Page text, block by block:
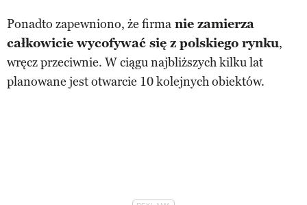
Ponadto zapewniono, że firma nie zamierza
całkowicie wycofywać się z polskiego rynku,
wręcz przeciwnie. W ciągu najbliższych kilku lat
planowane jest otwarcie 10 kolejnych obiektów.